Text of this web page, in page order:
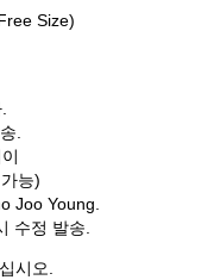
Size)
.
능)
Joo Young.
수정 발송.
시오.